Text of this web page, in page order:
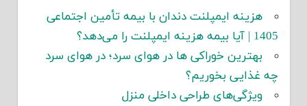
هزینه ایمپلنت دندان با بیمه تأمین اجتماعی
1405 | آیا بیمه هزینه ایمپلنت را می‌دهد؟
بهترین خوراکی ها در هوای سرد؛ در هوای سرد
چه غذایی بخوریم؟
ویژگی‌های طراحی داخلی منزل